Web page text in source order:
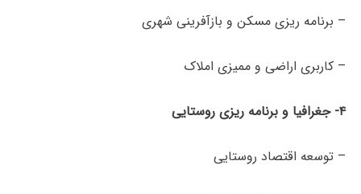
– برنامه ریزی مسکن و بازآفرینی شهری
– کاربری اراضی و ممیزی املاک
۴- جغرافیا و برنامه ­ریزی روستایی
– توسعه اقتصاد روستایی